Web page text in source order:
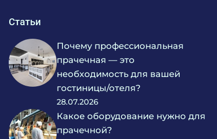
Статьи
Почему профессиональная
прачечная — это
необходимость для вашей
гостиницы/отеля?
28.07.2026
Какое оборудование нужно для
прачечной?